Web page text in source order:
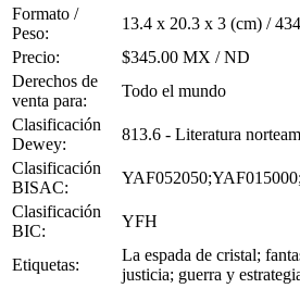
Formato /
Peso:
13.4 x 20.3 x 3 (cm) /
Precio:
$345.00 MX / ND
Derechos de
venta para:
Todo el mundo
Clasificación
Dewey:
813.6 - Literatura
Clasificación
BISAC:
Clasificación
BIC:
YFH
Etiquetas:
La espada de cristal;
justicia; guerra y